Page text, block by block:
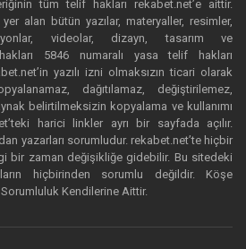
tüm telif hakları rekabet.net’e aittir.
alan bütün yazılar, materyaller, resimler,
videolar, dizayn, tasarım ve
5846 numaralı yasa telif hakları
yazılı izni olmaksızın ticari olarak
dağıtılamaz, değiştirilemez,
belirtilmeksizin kopyalama ve kullanımı
harici linkler ayrı bir sayfada açılır.
yazarları sorumludur. rekabet.net’te hiçbir
bir zaman değişikliğe gidebilir. Bu sitedeki
hiçbirinden sorumlu değildir. Köşe
Sorumluluk Kendilerine Aittir.